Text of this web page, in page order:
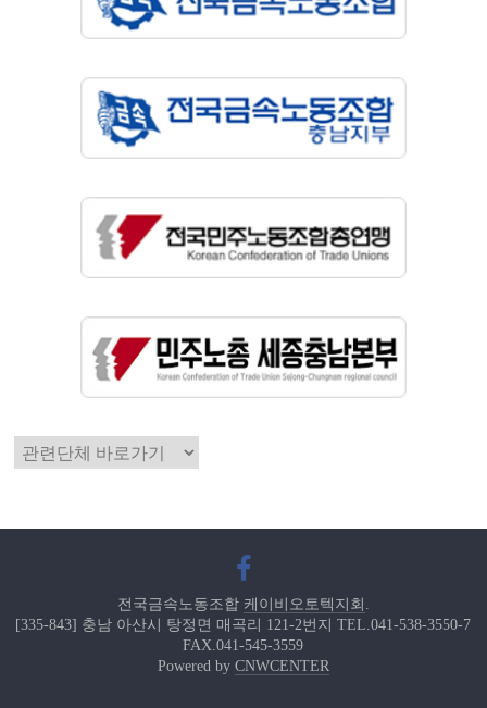
전국금속노동조합 케이비오토텍지회 .
[335-843] 충남 아산시 탕정면 매곡리 121-2번지 TEL.041-538-3550-7
FAX.041-545-3559
Powered by CNWCENTER